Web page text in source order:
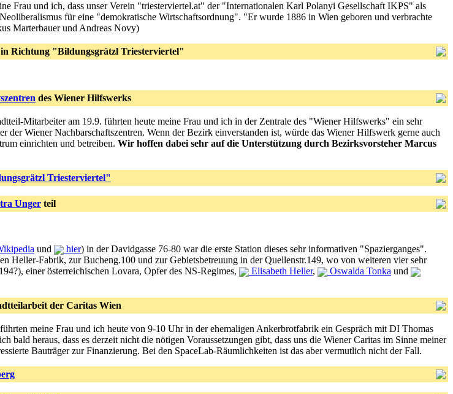
Frau und ich, dass unser Verein "triesterviertel.at" der "Internationalen Karl Polanyi Gesellschaft IKPS" als
für eine "demokratische Wirtschaftsordnung". "Er wurde 1886 in Wien geboren und verbrachte
Marterbauer und Andreas Novy)
Richtung "Bildungsgrätzl Triesterviertel"
des Wiener Hilfswerks
Mitarbeiter am 19.9. führten heute meine Frau und ich in der Zentrale des "Wiener Hilfswerks" ein sehr
Wiener Nachbarschaftszentren. Wenn der Bezirk einverstanden ist, würde das Wiener Hilfswerk gerne auch
einrichten und betreiben. Wir hoffen dabei sehr auf die Unterstützung durch Bezirksvorsteher Marcus
Triesterviertel"
Unger teil
und hier) in der Davidgasse 76-80 war die erste Station dieses sehr informativen "Spazierganges".
Heller-Fabrik, zur Bucheng.100 und zur Gebietsbetreuung in der Quellenstr.149, wo von weiteren vier sehr
einer österreichischen Lovara, Opfer des NS-Regimes, Elisabeth Heller, Oswalda Tonka und
der Caritas Wien
meine Frau und ich heute von 9-10 Uhr in der ehemaligen Ankerbrotfabrik ein Gespräch mit DI Thomas
heraus, dass es derzeit nicht die nötigen Voraussetzungen gibt, dass uns die Wiener Caritas im Sinne meiner
Bauträger zur Finanzierung. Bei den SpaceLab-Räumlichkeiten ist das aber vermutlich nicht der Fall.